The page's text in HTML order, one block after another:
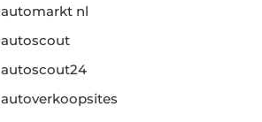
automarkt nl
autoscout
autoscout24
autoverkoopsites